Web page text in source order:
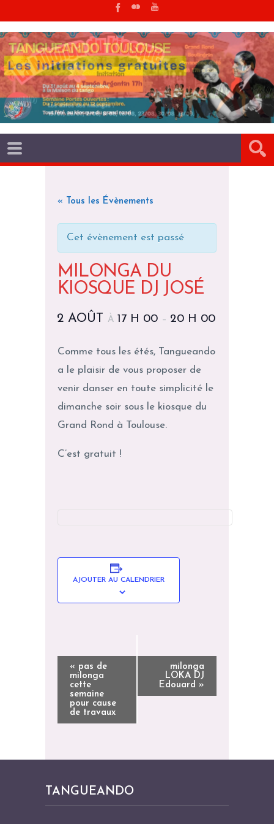
« Tous les Évènements
Cet évènement est passé
MILONGA DU
KIOSQUE DJ JOSÉ
2 AOÛT À 17 H 00 – 20 H 00
Comme tous les étés, Tangueando
a le plaisir de vous proposer de
venir danser en toute simplicité le
dimanche soir sous le kiosque du
Grand Rond à Toulouse.
C’est gratuit !
AJOUTER AU CALENDRIER
I
« pas de
milonga
cette
semaine
pour cause
de travaux
milonga
LOKA DJ
Edouard »
TANGUEANDO